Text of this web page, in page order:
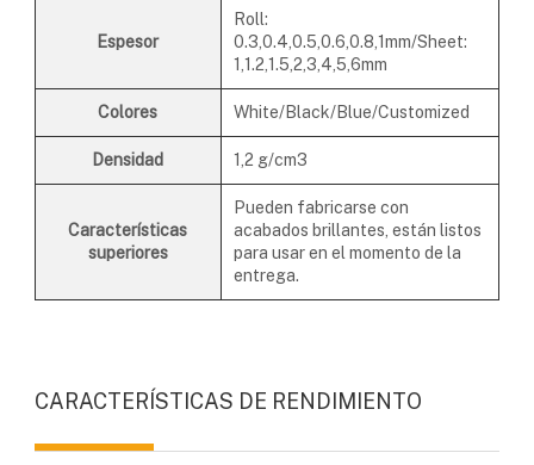
Espesor
Roll:
0.3,0.4,0.5,0.6,0.8,1mm/Sheet:
1,1.2,1.5,2,3,4,5,6mm
Colores White/Black/Blue/Customized
Densidad 1,2 g/cm3
Características
superiores
Pueden fabricarse con
acabados brillantes, están listos
para usar en el momento de la
entrega.
CARACTERÍSTICAS DE RENDIMIENTO